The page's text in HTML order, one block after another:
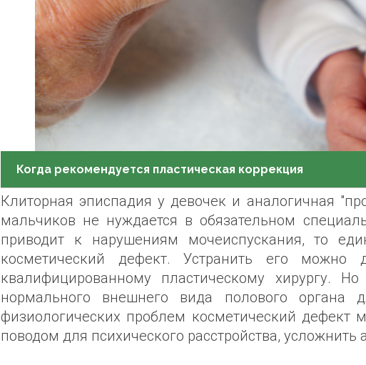
Когда рекомендуется пластическая коррекция
Клиторная эписпадия у девочек и аналогичная
мальчиков не нуждается в обязательном
приводит к нарушениям мочеиспускания, то
косметический дефект. Устранить его можно
квалифицированному пластическому хирургу.
нормального внешнего вида полового органа
физиологических проблем косметический дефект
поводом для психического расстройства,